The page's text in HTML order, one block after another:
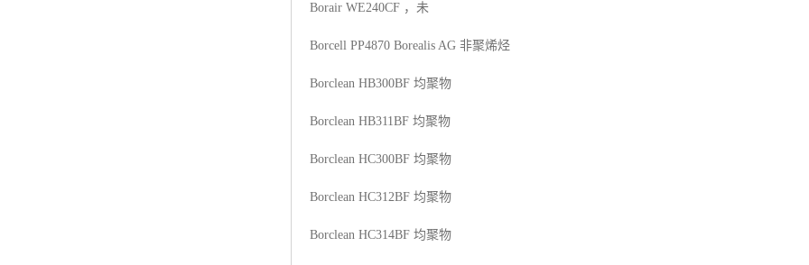
Borair WE240CF ，未
Borcell PP4870 Borealis AG 非聚烯烃
Borclean HB300BF 均聚物
Borclean HB311BF 均聚物
Borclean HC300BF 均聚物
Borclean HC312BF 均聚物
Borclean HC314BF 均聚物